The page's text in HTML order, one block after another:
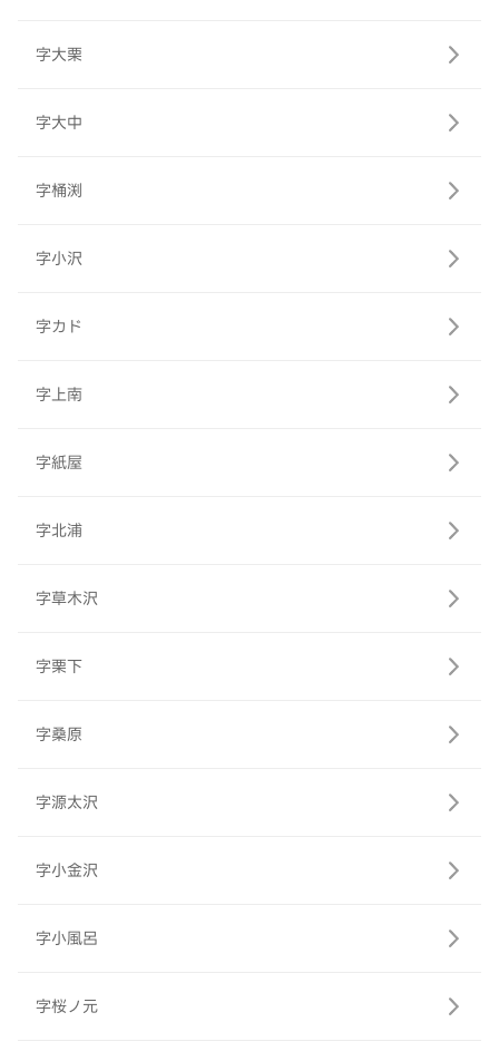
字大栗
字大中
字桶渕
字小沢
字カド
字上南
字紙屋
字北浦
字草木沢
字栗下
字桑原
字源太沢
字小金沢
字小風呂
字桜ノ元